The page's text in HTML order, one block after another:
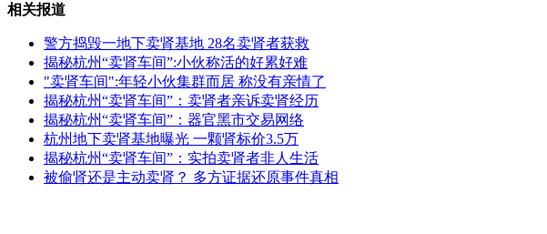
媒体评选：此生必看27景
上海男子遭雷击死亡 伤者述细节
相关报道
警方捣毁一地下卖肾基地 28名卖肾者获救
揭秘杭州“卖肾车间”:小伙称活的好累好难
"卖肾车间":年轻小伙集群而居 称没有亲情了
揭秘杭州“卖肾车间”：卖肾者亲诉卖肾经历
揭秘杭州“卖肾车间”：器官黑市交易网络
杭州地下卖肾基地曝光 一颗肾标价3.5万
揭秘杭州“卖肾车间”：实拍卖肾者非人生活
被偷肾还是主动卖肾？ 多方证据还原事件真相